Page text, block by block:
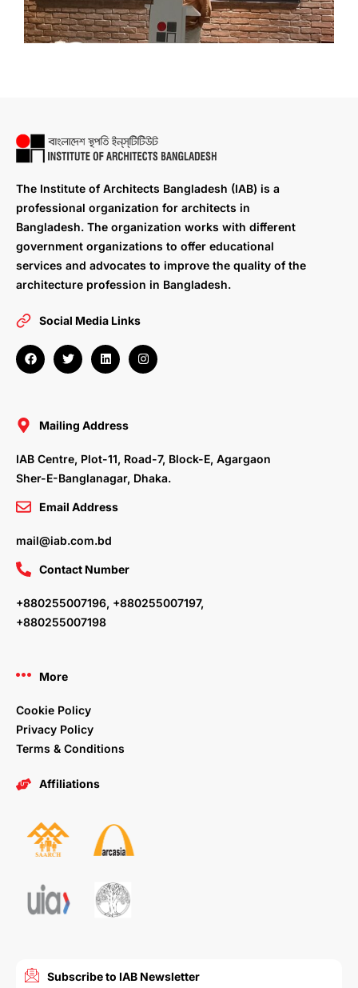
The Institute of Architects Bangladesh (IAB) is a
professional organization for architects in
Bangladesh. The organization works with different
government organizations to offer educational
services and advocates to improve the quality of the
architecture profession in Bangladesh.
Social Media Links
F
a
c
o
T
w
i
r
L
i
n
i
n
I
n
s
Mailing Address
IAB Centre, Plot-11, Road-7, Block-E, Agargaon
Sher-E-Banglanagar, Dhaka.
Email Address
mail@iab.com.bd
Contact Number
+880255007196, +880255007197,
+880255007198
More
Cookie Policy
Privacy Policy
Terms & Conditions
Affiliations
Subscribe to IAB Newsletter